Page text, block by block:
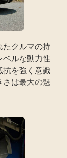
たクルマの持
ベルな動力性
抗を強く意識
さは最大の魅